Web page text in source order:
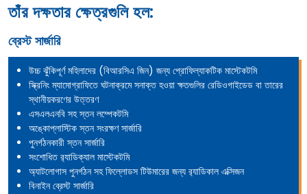
তাঁর দক্ষতার ক্ষেত্রগুলি হল:
ব্রেস্ট সার্জারি
উচ্চ ঝুঁকিপূর্ণ মহিলাদের (বিআরসিএ জিন) জন্য প্রোফিল্যাকটিক মাস্টেকটমি
স্ক্রিনিং ম্যামোগ্রাফিতে ঘটনাক্রমে সনাক্ত হওয়া ক্ষতগুলির রেডিওগাইডেড বা তারের
স্থানীয়করণের উত্তরণ
এসএলএনবি সহ স্তন লম্পেকটমি
অঙ্কোপ্লাস্টিক স্তন সংরক্ষণ সার্জারি
পুনর্গঠনকারী স্তন সার্জারি
সংশোধিত র‌্যাডিক্যাল মাস্টেকটমি
অ্যাটলোগাস পুনর্গঠন সহ ফিল্লোডস টিউমারের জন্য র‌্যাডিকাল এক্সিজন
বিনাইন ব্রেস্ট সার্জারি